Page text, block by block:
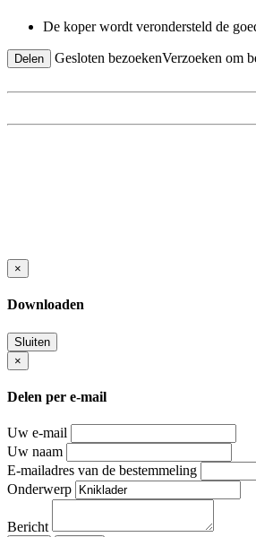
De koper wordt verondersteld de
Delen Gesloten bezoekenVerzoeken om
×
Downloaden
Sluiten
×
Delen per e-mail
Uw e-mail
Uw naam
E-mailadres van de bestemmeling
Onderwerp
Bericht